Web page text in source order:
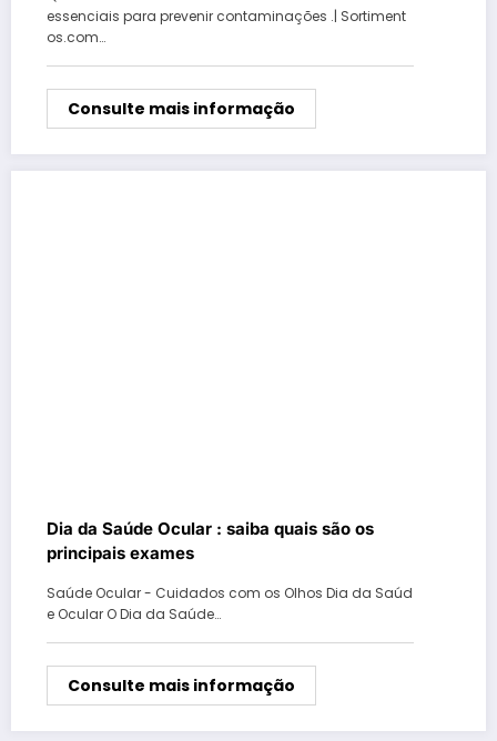
essenciais para prevenir contaminações .| Sortiment
os.com…
Consulte mais informação
Dia da Saúde Ocular : saiba quais são os
principais exames
Saúde Ocular - Cuidados com os Olhos Dia da Saúd
e Ocular O Dia da Saúde…
Consulte mais informação